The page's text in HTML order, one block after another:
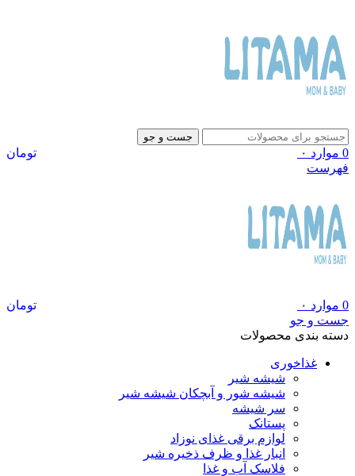
جست و جو
0 موارد ۰
تومان
فهرست
0 موارد ۰
تومان
جست و جو
دسته بندی محصولات
غذاخوری
شیشه شیر
شیشه ‌شور و آبچکان شیشه‌ شیر
سر شیشه
پستانک
لوازم برقی غذای نوزاد
انبار غذا و ظرف ذخیره شیر
فلاسک آب و غذا